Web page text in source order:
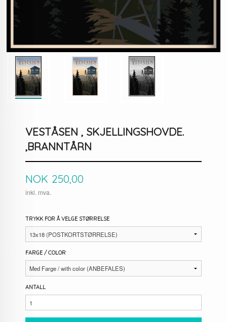
VESTÅSEN , SKJELLINGSHOVDE.
,BRANNTÅRN
Pris
NOK 250,00
inkl. mva.
TRYKK FOR Å VELGE STØRRELSE
FARGE / COLOR
ANTALL